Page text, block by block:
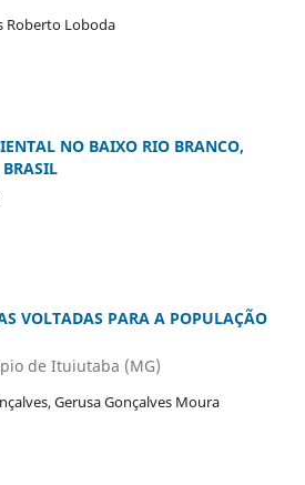
Roberto Loboda
NO BAIXO RIO BRANCO,
VOLTADAS PARA A POPULAÇÃO
de Ituiutaba (MG)
Gerusa Gonçalves Moura